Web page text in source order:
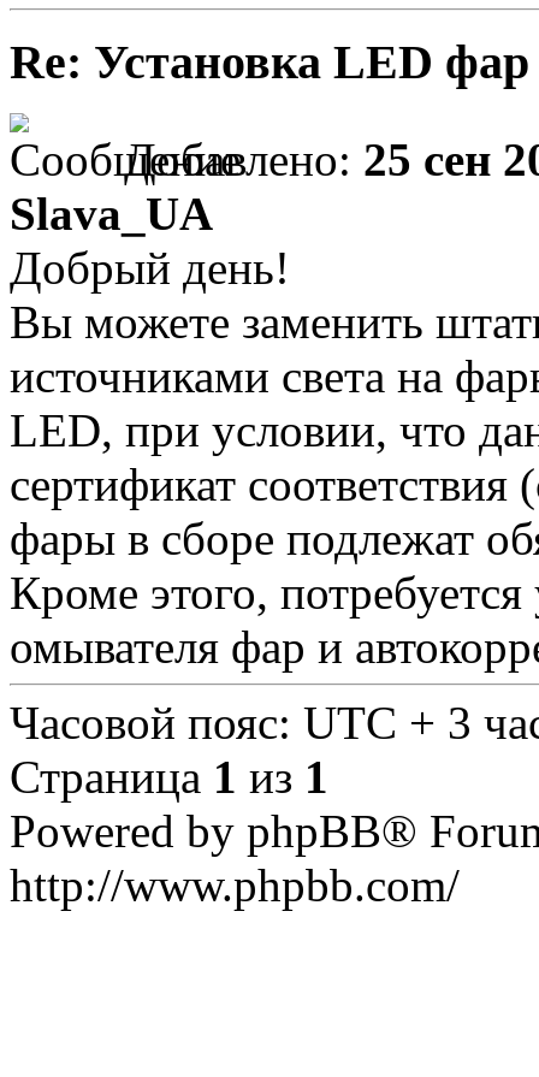
Re: Установка LED фар
Добавлено: 25 сен
Slava_UA
Добрый день!
Вы можете заменить
источниками света на
LED, при условии, что
сертификат
фары в сборе подлежат
Кроме этого,
омывателя фар и
Часовой пояс: UTC + 3
Страница 1 из 1
Powered by phpBB®
http://www.phpbb.com/